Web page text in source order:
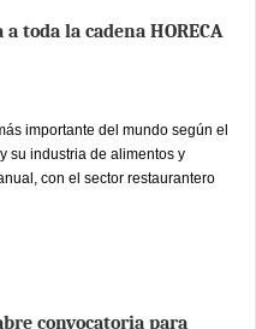
toda la cadena HORECA
importante del mundo según el
su industria de alimentos y
con el sector restaurantero
convocatoria para